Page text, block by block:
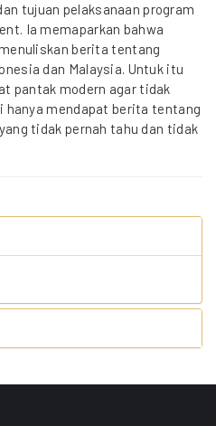
tujuan pelaksanaan program
Ia memaparkan bahwa
berita tentang
dan Malaysia. Untuk itu
pantak modern agar tidak
hanya mendapat berita tentang
tidak pernah tahu dan tidak